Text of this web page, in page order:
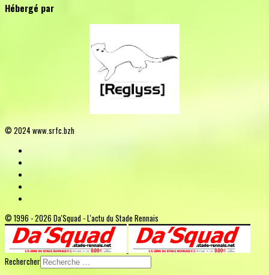
Hébergé par
© 2024 www.srfc.bzh
© 1996 - 2026 Da'Squad - L'actu du Stade Rennais
Rechercher